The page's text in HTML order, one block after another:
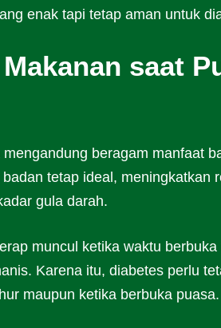
enak tapi tetap aman untuk
saat
beragam manfaat
tetap ideal, meningkatkan
gula darah.
muncul ketika waktu
Karena itu, diabetes perlu
maupun ketika berbuka puasa.